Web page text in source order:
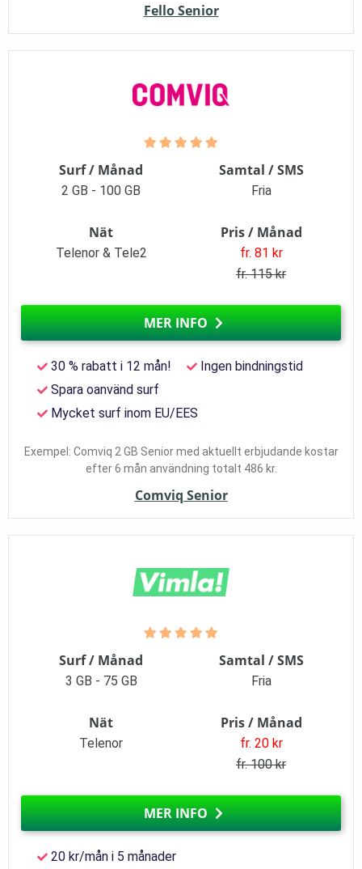
Fello Senior
Surf / Månad
2 GB - 100 GB
Samtal / SMS
Fria
Nät
Telenor & Tele2
Pris / Månad
fr. 81 kr
fr. 115 kr
MER INFO
30 % rabatt i 12 mån!
Ingen bindningstid
Spara oanvänd surf
Mycket surf inom EU/EES
Exempel: Comviq 2 GB Senior med aktuellt erbjudande kostar
efter 6 mån användning totalt 486 kr.
Comviq Senior
Surf / Månad
3 GB - 75 GB
Samtal / SMS
Fria
Nät
Telenor
Pris / Månad
fr. 20 kr
fr. 100 kr
MER INFO
20 kr/mån i 5 månader